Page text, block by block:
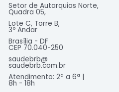
Setor de Autarquias Norte,
Quadra 05,
Lote C, Torre B,
3º Andar
Brasília - DF
CEP 70.040-250
saudebrb@
saudebrb.com.br
Atendimento: 2ª a 6ª |
8h - 18h​